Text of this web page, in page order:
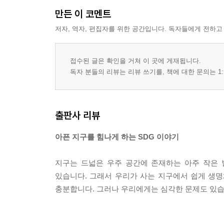
만든 이 코멘트
저자, 역자, 편집자를 위한 공간입니다. 독자들에게 전하
접수된 글은 확인을 거쳐 이 곳에 게재됩니다.
독자 분들의 리뷰는 리뷰 쓰기를, 책에 대한 문의는
출판사 리뷰
아픈 지구를 힘나게 하는 SDG 이야기
지구는 드넓은 우주 공간에 존재하는 아주 작
있습니다. 그래서 우리가 사는 지구에서 쉽게 생
충분합니다. 그러나 우리에게는 심각한 문제도 있